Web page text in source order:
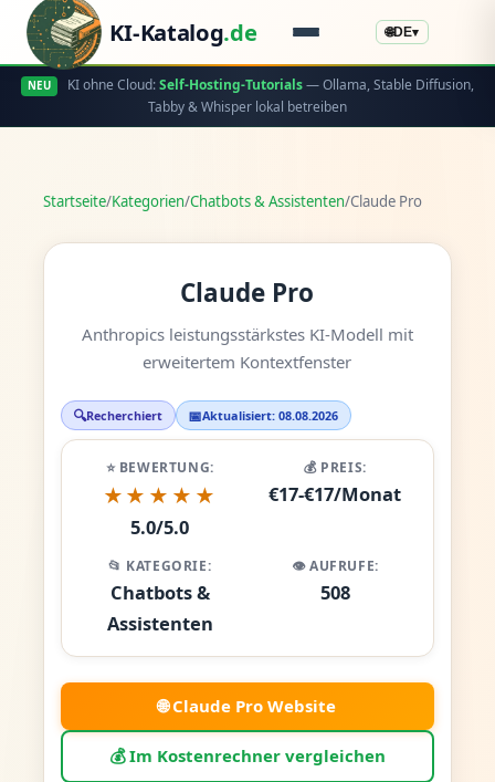
KI-Katalog.de 🌐DE▾
NEU KI ohne Cloud:Self-Hosting-Tutorials— Ollama, Stable Diffusion,
Tabby & Whisper lokal betreiben
Startseite/Kategorien/Chatbots & Assistenten/Claude Pro
Claude Pro
Anthropics leistungsstärkstes KI-Modell mit
erweitertem Kontextfenster
🔍Recherchiert 📅Aktualisiert: 08.08.2026
⭐ BEWERTUNG:
★★★★★
5.0/5.0
💰 PREIS:
€17-€17/Monat
📂 KATEGORIE:
Chatbots &
Assistenten
👁️ AUFRUFE:
508
🌐 Claude Pro Website
💰 Im Kostenrechner vergleichen